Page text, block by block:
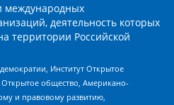
международных
деятельность которых
территории Российской
Институт Открытое
общество, Американо-
и правовому развитию,